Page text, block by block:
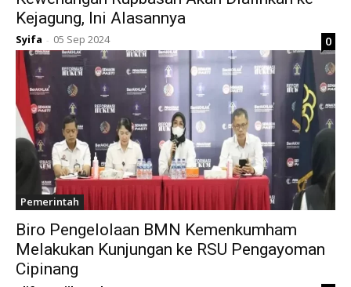
Kejagung, Ini Alasannya
Syifa - 05 Sep 2024 0
Pemerintah
Biro Pengelolaan BMN Kemenkumham
Melakukan Kunjungan ke RSU Pengayoman
Cipinang